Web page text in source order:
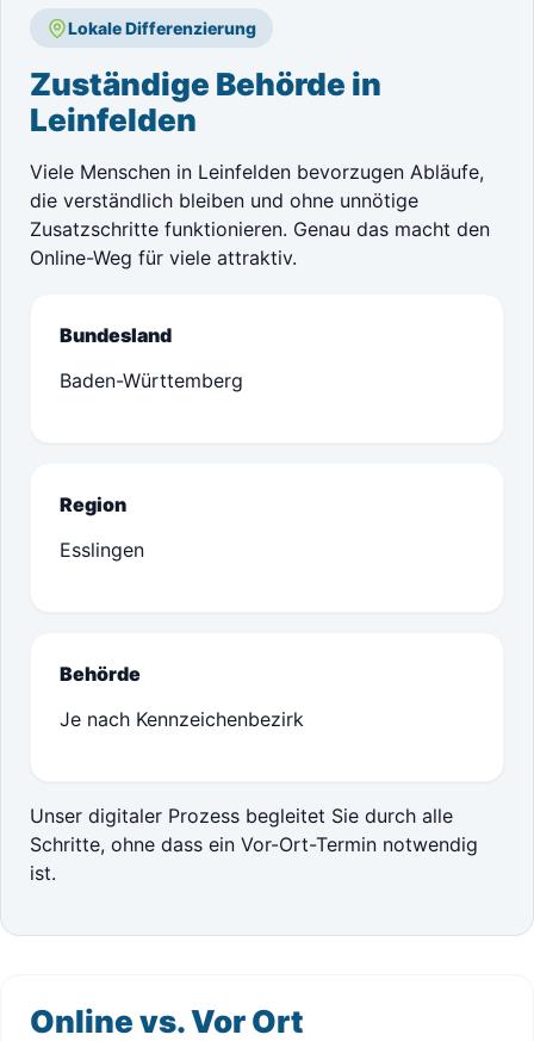
Lokale Differenzierung
Zuständige Behörde in
Leinfelden
Viele Menschen in Leinfelden bevorzugen Abläufe,
die verständlich bleiben und ohne unnötige
Zusatzschritte funktionieren. Genau das macht den
Online-Weg für viele attraktiv.
Bundesland
Baden-Württemberg
Region
Esslingen
Behörde
Je nach Kennzeichenbezirk
Unser digitaler Prozess begleitet Sie durch alle
Schritte, ohne dass ein Vor-Ort-Termin notwendig
ist.
Online vs. Vor Ort